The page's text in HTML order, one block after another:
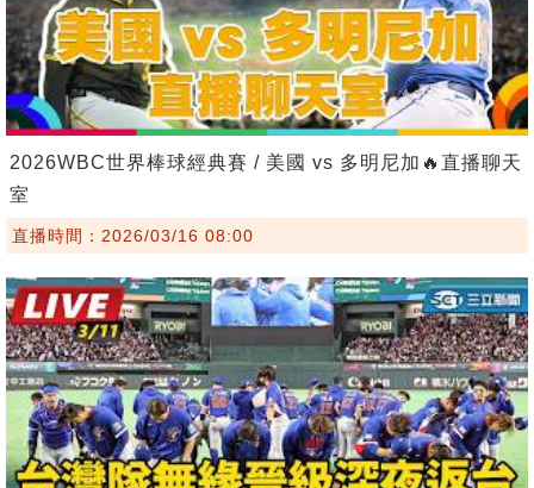
2026WBC世界棒球經典賽 / 美國 vs 多明尼加🔥直播聊天
室
直播時間：2026/03/16 08:00